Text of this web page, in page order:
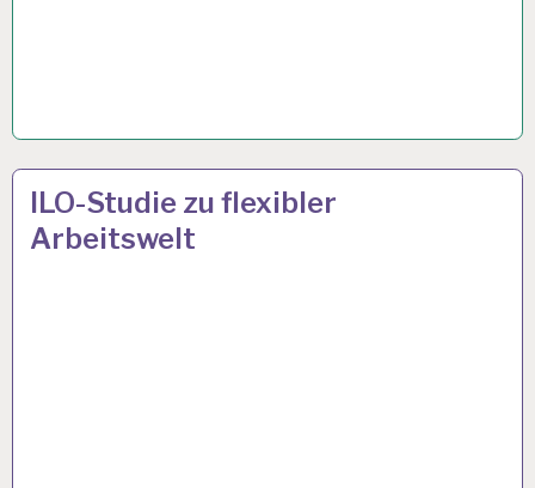
4-
TAGE-
WOCHE…
ILO-Studie zu flexibler
Arbeitswelt
9 JAN. 2023